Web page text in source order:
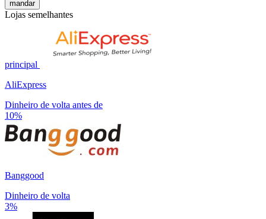
mandar
Lojas semelhantes
principal
AliExpress
Dinheiro de volta antes de
10%
Banggood
Dinheiro de volta
3%